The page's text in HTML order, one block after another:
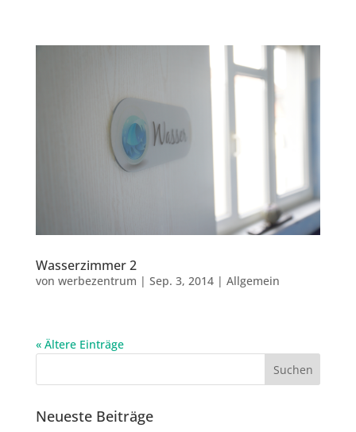
Wasserzimmer 2
von werbezentrum | Sep. 3, 2014| Allgemein
« Ältere Einträge
Neueste Beiträge